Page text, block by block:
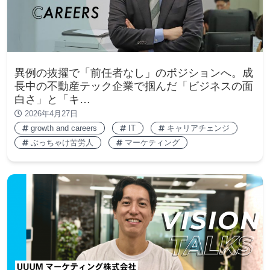
異例の抜擢で「前任者なし」のポジションへ。成
長中の不動産テック企業で掴んだ「ビジネスの面
白さ」と「キ…
2026年4月27日
growth and careers
IT
キャリアチェンジ
ぶっちゃけ苦労人
マーケティング